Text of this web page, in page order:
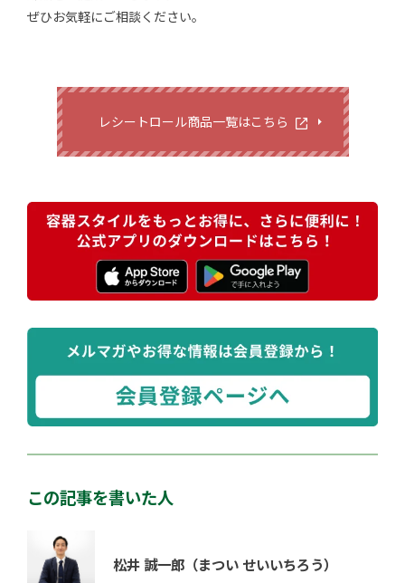
ぜひお気軽にご相談ください。
レシートロール商品一覧はこちら
この記事を書いた人
松井 誠一郎 （まつい せいいちろう）